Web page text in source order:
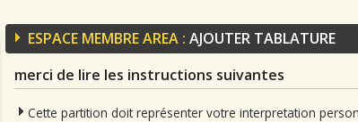
ESPACE MEMBRE AREA : AJOUTER TABLATURE
merci de lire les instructions suivantes
Cette partition doit représenter votre interpretation